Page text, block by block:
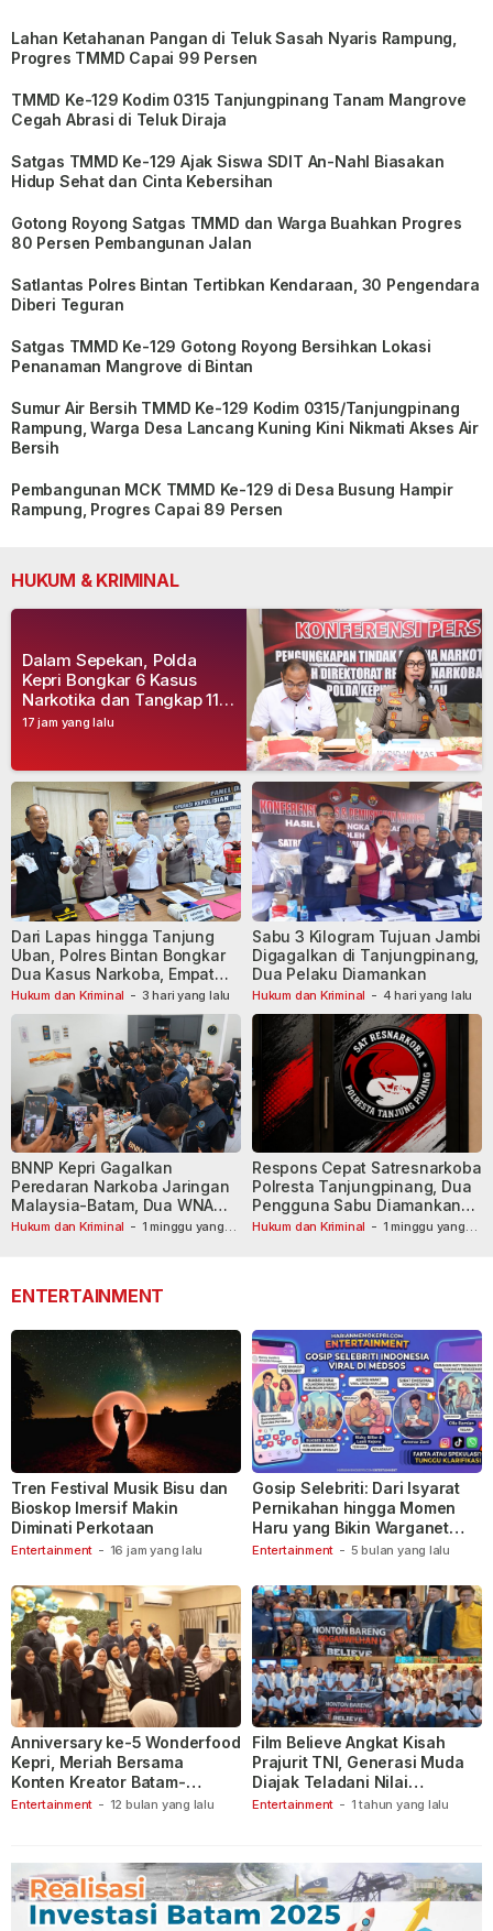
Lahan Ketahanan Pangan di Teluk Sasah Nyaris Rampung,
Progres TMMD Capai 99 Persen
TMMD Ke-129 Kodim 0315 Tanjungpinang Tanam Mangrove
Cegah Abrasi di Teluk Diraja
Satgas TMMD Ke-129 Ajak Siswa SDIT An-Nahl Biasakan
Hidup Sehat dan Cinta Kebersihan
Gotong Royong Satgas TMMD dan Warga Buahkan Progres
80 Persen Pembangunan Jalan
Satlantas Polres Bintan Tertibkan Kendaraan, 30 Pengendara
Diberi Teguran
Satgas TMMD Ke-129 Gotong Royong Bersihkan Lokasi
Penanaman Mangrove di Bintan
Sumur Air Bersih TMMD Ke-129 Kodim 0315/Tanjungpinang
Rampung, Warga Desa Lancang Kuning Kini Nikmati Akses Air
Bersih
Pembangunan MCK TMMD Ke-129 di Desa Busung Hampir
Rampung, Progres Capai 89 Persen
HUKUM & KRIMINAL
17 jam yang lalu
Dalam Sepekan, Polda
Kepri Bongkar 6 Kasus
Narkotika dan Tangkap 11
Tersangka
Hukum dan Kriminal - 3 hari yang lalu
Dari Lapas hingga Tanjung
Uban, Polres Bintan Bongkar
Dua Kasus Narkoba, Empat
Tersangka Dibekuk
Hukum dan Kriminal - 4 hari yang lalu
Sabu 3 Kilogram Tujuan Jambi
Digagalkan di Tanjungpinang,
Dua Pelaku Diamankan
Hukum dan Kriminal - 1 minggu yang
BNNP Kepri Gagalkan
Peredaran Narkoba Jaringan
Malaysia-Batam, Dua WNA
Masih Diburu
Hukum dan Kriminal - 1 minggu yang
Respons Cepat Satresnarkoba
Polresta Tanjungpinang, Dua
Pengguna Sabu Diamankan
Usai Dilaporkan ke Call Center
ENTERTAINMENT
Entertainment - 16 jam yang lalu
Tren Festival Musik Bisu dan
Bioskop Imersif Makin
Diminati Perkotaan
Entertainment - 5 bulan yang lalu
Gosip Selebriti: Dari Isyarat
Pernikahan hingga Momen
Haru yang Bikin Warganet
Berspekulasi
Entertainment - 12 bulan yang lalu
Anniversary ke-5 Wonderfood
Kepri, Meriah Bersama
Konten Kreator Batam-
Tanjungpinang
Entertainment - 1 tahun yang lalu
Film Believe Angkat Kisah
Prajurit TNI, Generasi Muda
Diajak Teladani Nilai
Keberanian